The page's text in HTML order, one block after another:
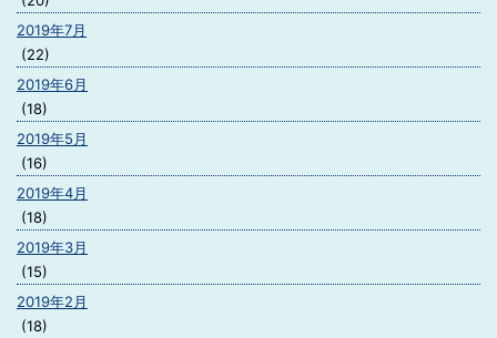
2019年7月
(22)
2019年6月
(18)
2019年5月
(16)
2019年4月
(18)
2019年3月
(15)
2019年2月
(18)